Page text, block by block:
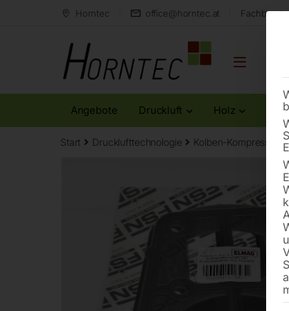
Horntec office@horntec.at
Angebote Druckluft Holz
Start Drucklufttechnologie Kolben-Kompressoren